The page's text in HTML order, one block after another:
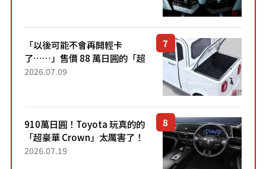
「以後可能不會再開輕卡
了……」售價 88 萬日圓的「超
迷你輕型貨車」引發兩極評
了！...
2026.07.09
910萬日圓！Toyota 玩真的的
「超豪華 Crown」太厲害了！
採用由「匠人技藝」打造的
2026.07.19